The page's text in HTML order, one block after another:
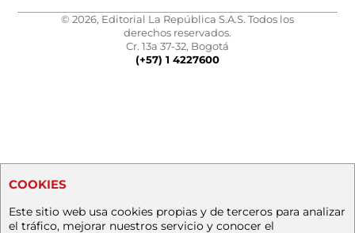
© 2026, Editorial La República S.A.S. Todos los
derechos reservados.
Cr. 13a 37-32, Bogotá
(+57) 1 4227600
COOKIES
Este sitio web usa cookies propias y de terceros para analizar
el tráfico, mejorar nuestros servicio y conocer el